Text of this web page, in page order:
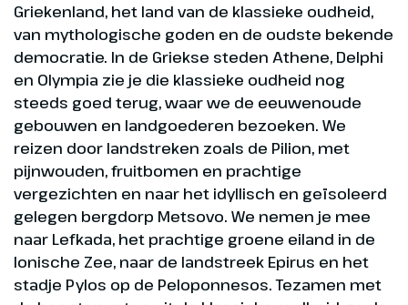
Griekenland, het land van de klassieke oudheid,
van mythologische goden en de oudste bekende
democratie. In de Griekse steden Athene, Delphi
en Olympia zie je die klassieke oudheid nog
steeds goed terug, waar we de eeuwenoude
gebouwen en landgoederen bezoeken. We
reizen door landstreken zoals de Pilion, met
pijnwouden, fruitbomen en prachtige
vergezichten en naar het idyllisch en geïsoleerd
gelegen bergdorp Metsovo. We nemen je mee
naar Lefkada, het prachtige groene eiland in de
Ionische Zee, naar de landstreek Epirus en het
stadje Pylos op de Peloponnesos. Tezamen met